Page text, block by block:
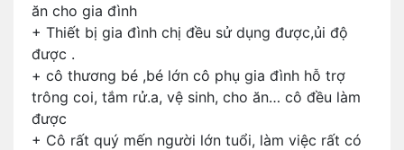
ăn cho gia đình
+ Thiết bị gia đình chị đều sử dụng được,ủi độ
được .
+ cô thương bé ,bé lớn cô phụ gia đình hỗ trợ
trông coi, tắm rử.a, vệ sinh, cho ăn… cô đều làm
được
+ Cô rất quý mến người lớn tuổi, làm việc rất có